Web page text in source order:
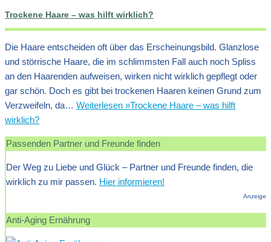
Trockene Haare – was hilft wirklich?
Die Haare entscheiden oft über das Erscheinungsbild. Glanzlose
und störrische Haare, die im schlimmsten Fall auch noch Spliss
an den Haarenden aufweisen, wirken nicht wirklich gepflegt oder
gar schön. Doch es gibt bei trockenen Haaren keinen Grund zum
Verzweifeln, da… Weiterlesen »Trockene Haare – was hilft
wirklich?
Passenden Partner und Freunde finden
Der Weg zu Liebe und Glück – Partner und Freunde finden, die
wirklich zu mir passen. Hier informieren!
Anzeige
Anti-Aging Ernährung